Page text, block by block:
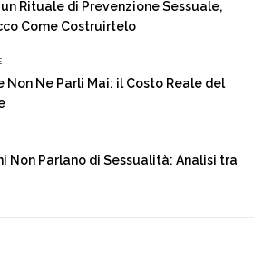
un Rituale di Prevenzione Sessuale,
Come Costruirtelo
Non Ne Parli Mai: il Costo Reale del
Non Parlano di Sessualità: Analisi tra